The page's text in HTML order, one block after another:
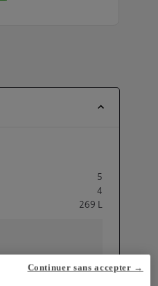
5
4
269 L
Continuer sans accepter →